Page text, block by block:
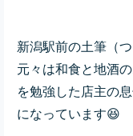
新潟駅前の土筆（
元々は和食と地酒
を勉強した店主の
になっています😆